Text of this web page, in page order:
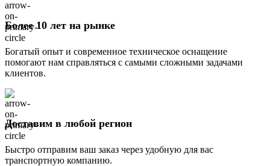
Более 10 лет на рынке
Богатый опыт и современное техническое оснащение
помогают нам справляться с самыми сложными задачами
клиентов.
Доставим в любой регион
Быстро отправим ваш заказ через удобную для вас
транспортную компанию.